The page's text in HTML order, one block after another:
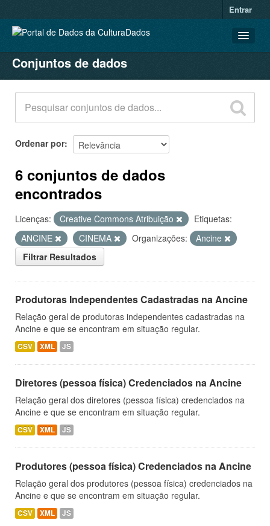
Entrar
CONJUNTOS DE DADOS
ORGANIZAÇÕES
GRUPOS
SOBRE
Conjuntos de dados
Ordenar por
6 conjuntos de dados
encontrados
Licenças: Creative Commons Atribuição
Etiquetas:
ANCINE
CINEMA Organizações:
Ancine
Filtrar Resultados
Produtoras Independentes Cadastradas na Ancine
Relação geral de produtoras independentes cadastradas na
Ancine e que se encontram em situação regular.
CSV XML JS
Diretores (pessoa física) Credenciados na Ancine
Relação geral dos diretores (pessoa física) credenciados na
Ancine e que se encontram em situação regular.
CSV XML JS
Produtores (pessoa física) Credenciados na Ancine
Relação geral dos produtores (pessoa física) credenciados na
Ancine e que se encontram em situação regular.
CSV XML JS